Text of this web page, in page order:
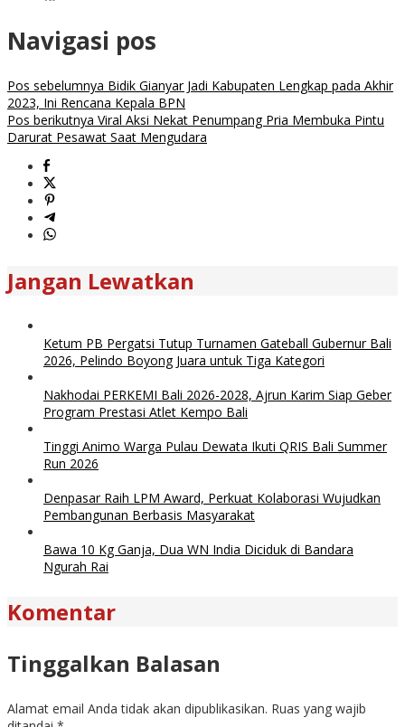
Navigasi pos
Pos sebelumnya Bidik Gianyar Jadi Kabupaten Lengkap pada Akhir
2023, Ini Rencana Kepala BPN
Pos berikutnya Viral Aksi Nekat Penumpang Pria Membuka Pintu
Darurat Pesawat Saat Mengudara
Jangan Lewatkan
Ketum PB Pergatsi Tutup Turnamen Gateball Gubernur Bali
2026, Pelindo Boyong Juara untuk Tiga Kategori
Nakhodai PERKEMI Bali 2026-2028, Ajrun Karim Siap Geber
Program Prestasi Atlet Kempo Bali
Tinggi Animo Warga Pulau Dewata Ikuti QRIS Bali Summer
Run 2026
Denpasar Raih LPM Award, Perkuat Kolaborasi Wujudkan
Pembangunan Berbasis Masyarakat
Bawa 10 Kg Ganja, Dua WN India Diciduk di Bandara
Ngurah Rai
Komentar
Tinggalkan Balasan
Alamat email Anda tidak akan dipublikasikan. Ruas yang wajib